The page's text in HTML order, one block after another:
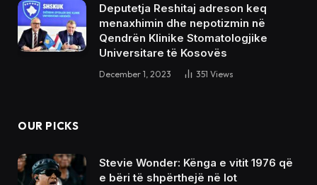
Deputetja Reshitaj adreson keq
menaxhimin dhe nepotizmin në
Qendrën Klinike Stomatologjike
Universitare të Kosovës
December 1, 2023 351 Views
OUR PICKS
Stevie Wonder: Kënga e vitit 1976 që
e bëri të shpërthejë në lot